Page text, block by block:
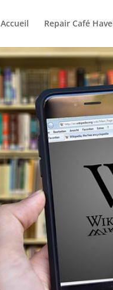
Accueil Repair Café